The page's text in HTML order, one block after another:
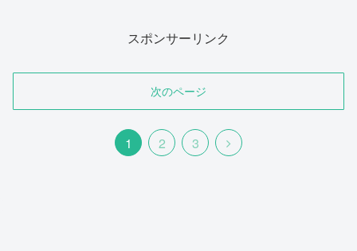
スポンサーリンク
次のページ
1 2 3
次